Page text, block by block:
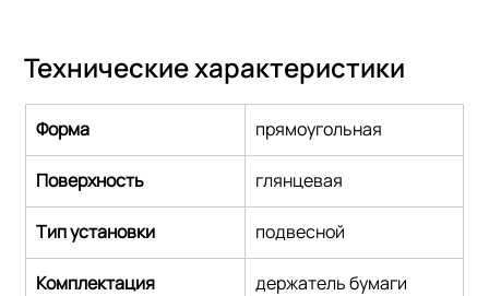
Технические характеристики
Форма прямоугольная
Поверхность глянцевая
Тип установки подвесной
Комплектация держатель бумаги